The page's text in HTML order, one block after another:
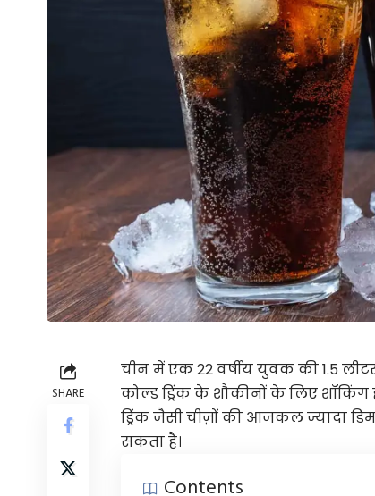
SHARE
चीन में एक 22 वर्षीय युवक की 1.5
कोल्ड ड्रिंक के शौकीनों के लिए शॉकिंग
ड्रिंक जैसी चीज़ों की आजकल ज्यादा
सकता है।
Contents